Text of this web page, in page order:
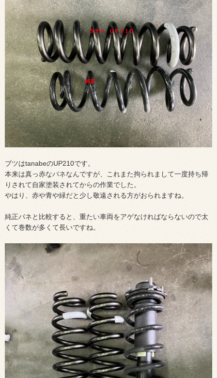
ブツはtanabeのUP210です。
本来は真っ赤なバネなんですが、これまた拘られまして一度持ち帰
りされて自家塗装されてからの作業でした。
やはり、赤や青や緑だと少し敬遠される方がおられますね。
純正バネと比較すると、重たい車両をアゲなければならないので太
くて巻数が多くて長いですね。